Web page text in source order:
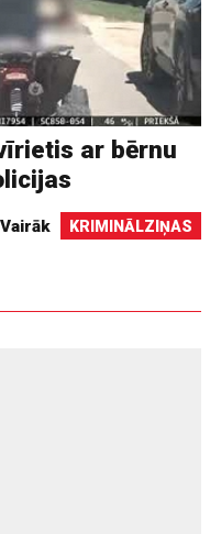
ar bērnu
Vairāk KRIMINĀLZIŅAS